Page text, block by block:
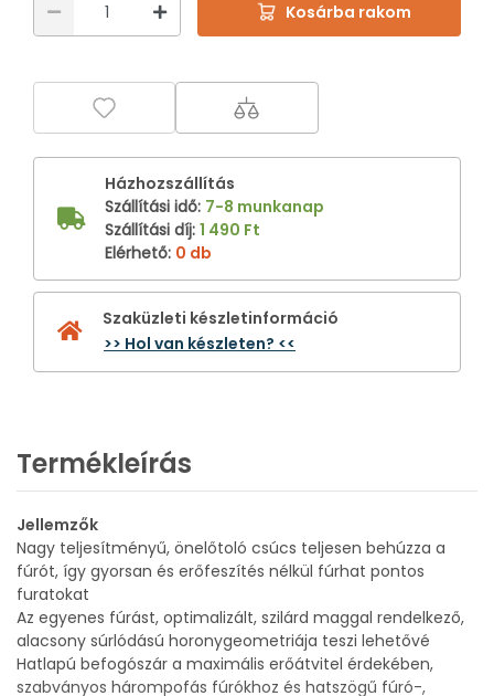
Kosárba rakom
Házhozszállítás
Szállítási idő: 7-8 munkanap
Szállítási díj: 1 490 Ft
Elérhető: 0 db
Szaküzleti készletinformáció
>> Hol van készleten? <<
Termékleírás
Jellemzők
Nagy teljesítményű, önelőtoló csúcs teljesen behúzza a
fúrót, így gyorsan és erőfeszítés nélkül fúrhat pontos
furatokat
Az egyenes fúrást, optimalizált, szilárd maggal rendelkező,
alacsony súrlódású horonygeometriája teszi lehetővé
Hatlapú befogószár a maximális erőátvitel érdekében,
szabványos hárompofás fúrókhoz és hatszögű fúró-,